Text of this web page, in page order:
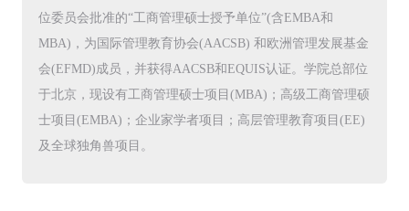
位委员会批准的“工商管理硕士授予单位”(含EMBA和
MBA)，为国际管理教育协会(AACSB) 和欧洲管理发展基金
会(EFMD)成员，并获得AACSB和EQUIS认证。学院总部位
于北京，现设有工商管理硕士项目(MBA)；高级工商管理硕
士项目(EMBA)；企业家学者项目；高层管理教育项目(EE)
及全球独角兽项目。